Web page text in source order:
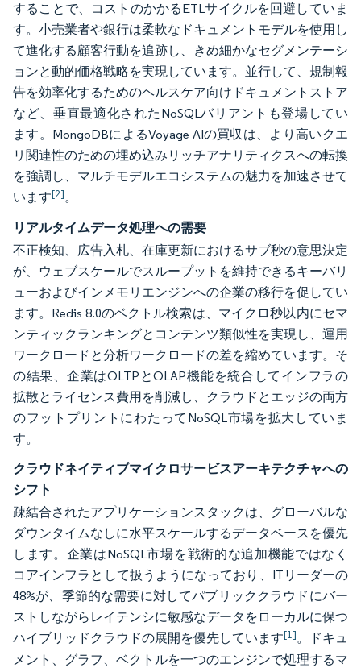
することで、コストのかかるETLサイクルを回避していま
す。小売業者や銀行は柔軟なドキュメントモデルを使用し
て進化する顧客行動を追跡し、きめ細かなセグメンテーシ
ョンと動的価格戦略を実現しています。並行して、規制報
告を効率化するためのヘルスケア向けドキュメントストア
など、垂直最適化されたNoSQLバリアントも登場してい
ます。MongoDBによるVoyage AIの買収は、より高いクエ
リ関連性のための埋め込みリッチアナリティクスへの転換
を強調し、マルチモデルエコシステムの魅力を加速させて
います[2]。
リアルタイムデータ処理への需要
不正検知、広告入札、在庫更新におけるサブ秒の意思決定
が、ウェブスケールでスループットを維持できるキーバリ
ューおよびインメモリエンジンへの企業の移行を促してい
ます。Redis 8.0のベクトル検索は、マイクロ秒以内にセマ
ンティックランキングとコンテンツ類似性を実現し、運用
ワークロードと分析ワークロードの差を縮めています。そ
の結果、企業はOLTPとOLAP機能を統合してインフラの
拡散とライセンス費用を削減し、クラウドとエッジの両方
のフットプリントにわたってNoSQL市場を拡大していま
す。
クラウドネイティブマイクロサービスアーキテクチャへの
シフト
疎結合されたアプリケーションスタックは、グローバルな
ダウンタイムなしに水平スケールするデータベースを優先
します。企業はNoSQL市場を戦術的な追加機能ではなく
コアインフラとして扱うようになっており、ITリーダーの
48%が、季節的な需要に対してパブリッククラウドにバー
ストしながらレイテンシに敏感なデータをローカルに保つ
ハイブリッドクラウドの展開を優先しています[1]。ドキュ
メント、グラフ、ベクトルを一つのエンジンで処理するマ